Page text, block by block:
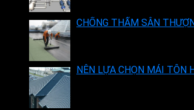
CHỐNG THẤM SÂN
NÊN LỰA CHỌN MÁI TÔN